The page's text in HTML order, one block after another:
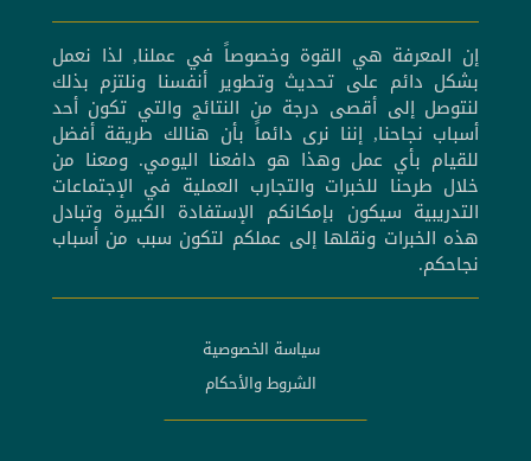
إن المعرفة هي القوة وخصوصاً في عملنا, لذا نعمل
بشكل دائم على تحديث وتطوير أنفسنا ونلتزم بذلك
لنتوصل إلى أقصى درجة من النتائج والتي تكون أحد
أسباب نجاحنا, إننا نرى دائماً بأن هنالك طريقة أفضل
للقيام بأي عمل وهذا هو دافعنا اليومي. ومعنا من
خلال طرحنا للخبرات والتجارب العملية في الإجتماعات
التدريبية سيكون بإمكانكم الإستفادة الكبيرة وتبادل
هذه الخبرات ونقلها إلى عملكم لتكون سبب من أسباب
نجاحكم.
سياسة الخصوصية
الشروط والأحكام